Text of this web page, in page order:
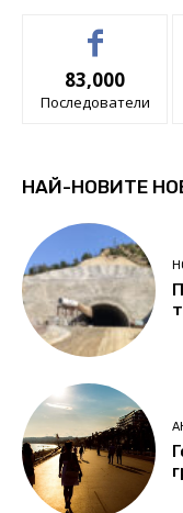
83,000
Последователи
НАЙ-НОВИТЕ